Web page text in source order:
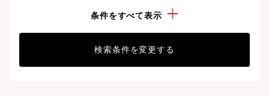
条件をすべて表示
検索条件を変更する